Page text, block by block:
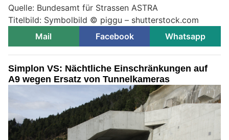
Quelle: Bundesamt für Strassen ASTRA
Titelbild: Symbolbild © piggu – shutterstock.com
Mail
Facebook Whatsapp
Simplon VS: Nächtliche Einschränkungen auf
A9 wegen Ersatz von Tunnelkameras